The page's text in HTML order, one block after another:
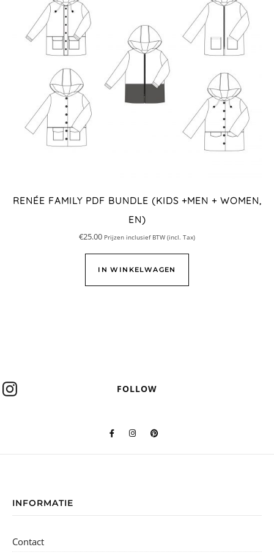
RENÉE FAMILY PDF BUNDLE (KIDS +MEN + WOMEN,
EN)
€25.00 Prijzen inclusief BTW (incl. Tax)
IN WINKELWAGEN
FOLLOW
INFORMATIE
Contact